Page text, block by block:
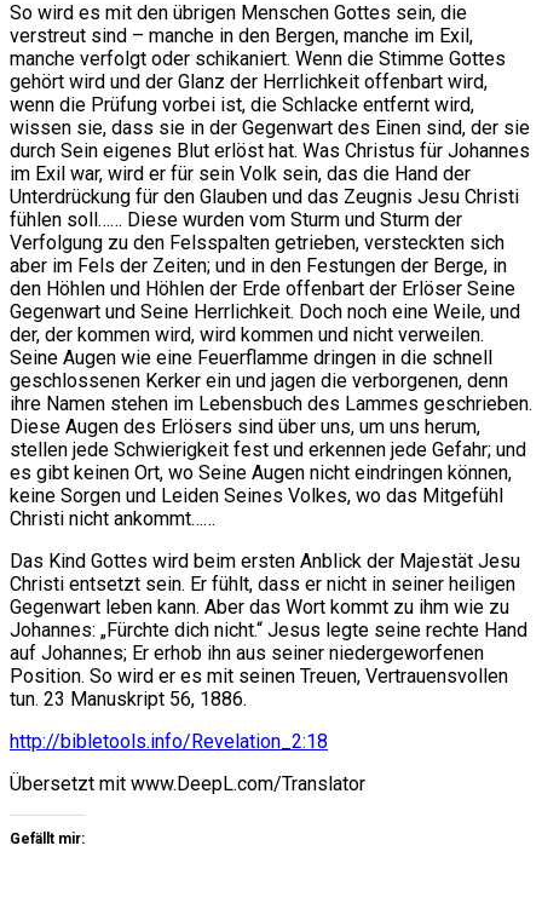
So wird es mit den übrigen Menschen Gottes sein, die
verstreut sind – manche in den Bergen, manche im Exil,
manche verfolgt oder schikaniert. Wenn die Stimme Gottes
gehört wird und der Glanz der Herrlichkeit offenbart wird,
wenn die Prüfung vorbei ist, die Schlacke entfernt wird,
wissen sie, dass sie in der Gegenwart des Einen sind, der sie
durch Sein eigenes Blut erlöst hat. Was Christus für Johannes
im Exil war, wird er für sein Volk sein, das die Hand der
Unterdrückung für den Glauben und das Zeugnis Jesu Christi
fühlen soll…… Diese wurden vom Sturm und Sturm der
Verfolgung zu den Felsspalten getrieben, versteckten sich
aber im Fels der Zeiten; und in den Festungen der Berge, in
den Höhlen und Höhlen der Erde offenbart der Erlöser Seine
Gegenwart und Seine Herrlichkeit. Doch noch eine Weile, und
der, der kommen wird, wird kommen und nicht verweilen.
Seine Augen wie eine Feuerflamme dringen in die schnell
geschlossenen Kerker ein und jagen die verborgenen, denn
ihre Namen stehen im Lebensbuch des Lammes geschrieben.
Diese Augen des Erlösers sind über uns, um uns herum,
stellen jede Schwierigkeit fest und erkennen jede Gefahr; und
es gibt keinen Ort, wo Seine Augen nicht eindringen können,
keine Sorgen und Leiden Seines Volkes, wo das Mitgefühl
Christi nicht ankommt……
Das Kind Gottes wird beim ersten Anblick der Majestät Jesu
Christi entsetzt sein. Er fühlt, dass er nicht in seiner heiligen
Gegenwart leben kann. Aber das Wort kommt zu ihm wie zu
Johannes: „Fürchte dich nicht.“ Jesus legte seine rechte Hand
auf Johannes; Er erhob ihn aus seiner niedergeworfenen
Position. So wird er es mit seinen Treuen, Vertrauensvollen
tun. 23 Manuskript 56, 1886.
http://bibletools.info/Revelation_2:18
Übersetzt mit www.DeepL.com/Translator
Gefällt mir: